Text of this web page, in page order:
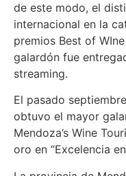
de este modo, el
internacional en la
premios Best of
galardón fue
streaming.
El pasado
obtuvo el mayor
Mendoza’s Wine
oro en “Excelencia